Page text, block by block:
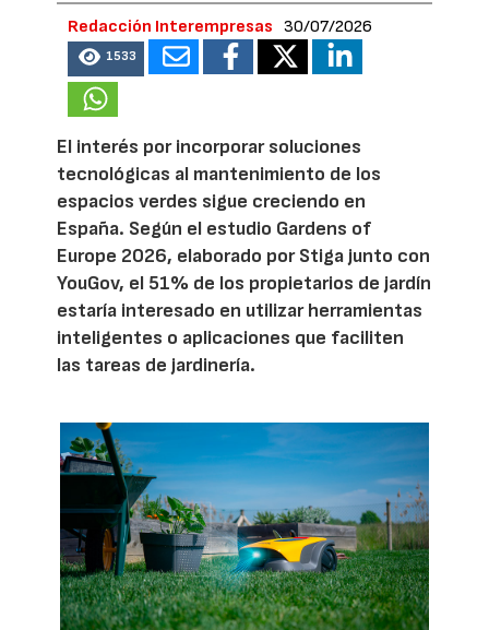
Redacción Interempresas 30/07/2026
1533
El interés por incorporar soluciones
tecnológicas al mantenimiento de los
espacios verdes sigue creciendo en
España. Según el estudio Gardens of
Europe 2026, elaborado por Stiga junto con
YouGov, el 51% de los propietarios de jardín
estaría interesado en utilizar herramientas
inteligentes o aplicaciones que faciliten
las tareas de jardinería.